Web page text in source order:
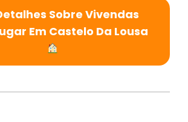
Sobre Vivendas
Em Castelo Da Lousa